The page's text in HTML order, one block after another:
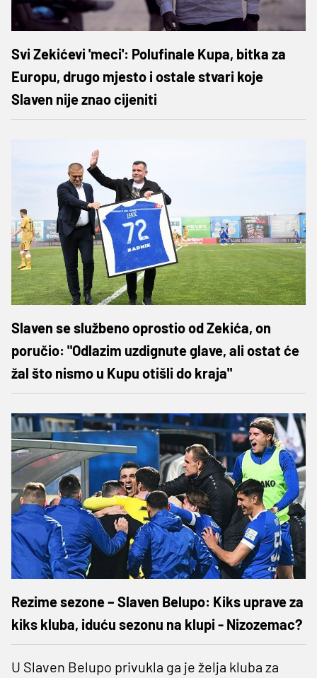
Svi Zekićevi 'meci': Polufinale Kupa, bitka za
Europu, drugo mjesto i ostale stvari koje
Slaven nije znao cijeniti
Slaven se službeno oprostio od Zekića, on
poručio: "Odlazim uzdignute glave, ali ostat će
žal što nismo u Kupu otišli do kraja"
Rezime sezone – Slaven Belupo: Kiks uprave za
kiks kluba, iduću sezonu na klupi - Nizozemac?
U Slaven Belupo privukla ga je želja kluba za